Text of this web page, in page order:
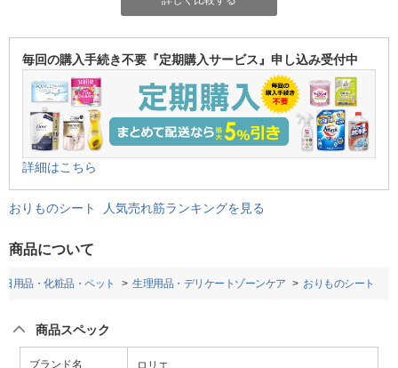
毎回の購入手続き不要『定期購入サービス』申し込み受付中
詳細はこちら
おりものシート 人気売れ筋ランキングを見る
商品について
用品・化粧品・ペット 生理用品・デリケートゾーンケア おりものシート
商品スペック
ブランド名 ロリエ